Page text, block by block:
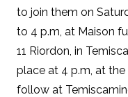
to join them on
to 4 p.m, at Maison
11 Riordon, in
place at 4 p.m, at
follow at